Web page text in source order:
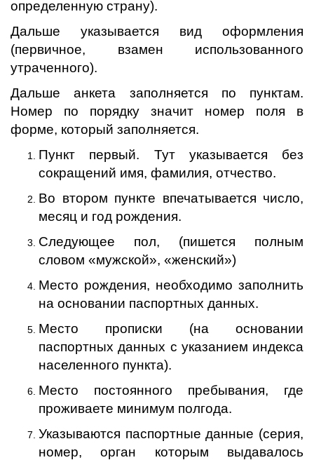
определенную страну).
Дальше указывается вид оформления
(первичное, взамен использованного
утраченного).
Дальше анкета заполняется по пунктам.
Номер по порядку значит номер поля в
форме, который заполняется.
Пункт первый. Тут указывается без
сокращений имя, фамилия, отчество.
Во втором пункте впечатывается число,
месяц и год рождения.
Следующее пол, (пишется полным
словом «мужской», «женский»)
Место рождения, необходимо заполнить
на основании паспортных данных.
Место прописки (на основании
паспортных данных с указанием индекса
населенного пункта).
Место постоянного пребывания, где
проживаете минимум полгода.
Указываются паспортные данные (серия,
номер, орган которым выдавалось